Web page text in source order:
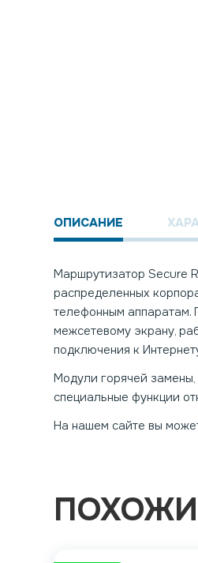
ОПИСАНИЕ
Маршрутизатор Secure
распределенных
телефонным аппаратам.
межсетевому экрану,
подключения к
Модули горячей замены,
специальные функции
На нашем сайте вы